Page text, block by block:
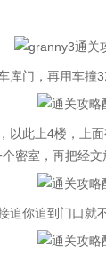
门，再用车撞3
此上4楼，上
密室，再把经文
追到门口就